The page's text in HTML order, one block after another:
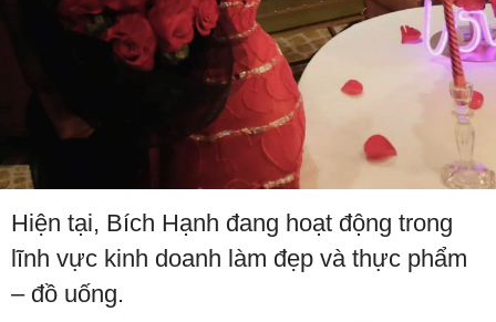
Hiện tại, Bích Hạnh đang hoạt động trong
lĩnh vực kinh doanh làm đẹp và thực phẩm
– đồ uống.